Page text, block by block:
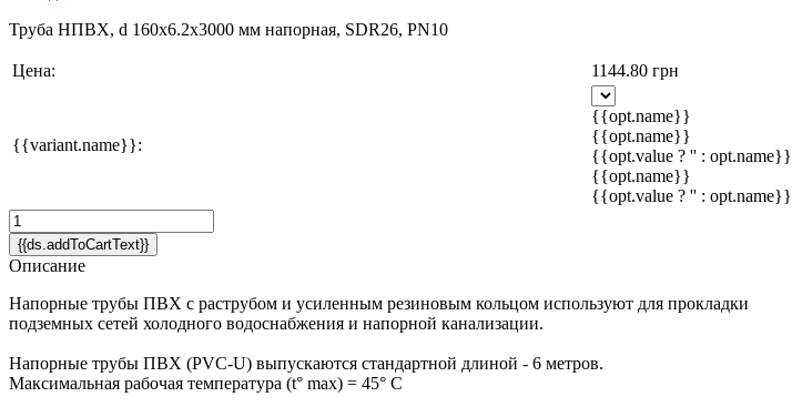
Труба НПВХ, d 160x6.2х3000 мм напорная, SDR26, PN10
Цена: 1144.80 грн
{{variant.name}}:
{{opt.name}}
{{opt.name}}
{{opt.value ? '' : opt.name}}
{{opt.name}}
{{opt.value ? '' : opt.name}}
{{ds.addToCartText}}
Описание
Напорные трубы ПВХ с раструбом и усиленным резиновым кольцом используют для прокладки
подземных сетей холодного водоснабжения и напорной канализации.
Напорные трубы ПВХ (PVC-U) выпускаются стандартной длиной - 6 метров.
Максимальная рабочая температура (t° max) = 45° C